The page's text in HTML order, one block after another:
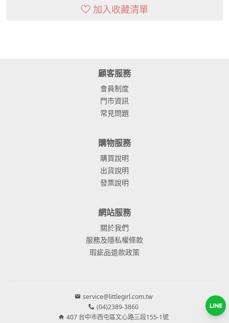
加入收藏清單
顧客服務
會員制度
門市資訊
常見問題
購物服務
購買說明
出貨說明
發票說明
網站服務
關於我們
服務及隱私權條款
瑕疵品退款政策
service@littlegirl.com.tw
(04)2389-3860
407 台中市西屯區文心路三段155-1號